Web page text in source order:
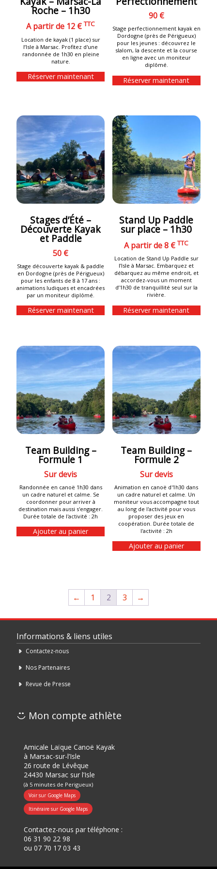
Roche – 1h30
A partir de 12 € TTC
Location de kayak (1 place) sur
l’Isle à Marsac. Profitez d'une
randonnée de 1h30 en pleine
nature.
Réserver maintenant
90 €
Stage perfectionnement kayak en
Dordogne (près de Périgueux)
pour les jeunes : découvrez le
slalom, la descente et la course
en ligne avec un moniteur
diplômé.
Réserver maintenant
Stages d’Été –
Découverte Kayak
et Paddle
50 €
Stage découverte kayak & paddle
en Dordogne (près de Périgueux)
pour les enfants de 8 à 17 ans :
animations ludiques et encadrées
par un moniteur diplômé.
Réserver maintenant
Stand Up Paddle
sur place – 1h30
A partir de 8 € TTC
Location de Stand Up Paddle sur
l’Isle à Marsac. Embarquez et
débarquez au même endroit, et
accordez-vous un moment
d’1h30 de tranquillité seul sur la
rivière.
Réserver maintenant
Team Building –
Formule 1
Sur devis
Randonnée en canoë 1h30 dans
un cadre naturel et calme. Se
coordonner pour arriver à
destination mais aussi s'engager.
Durée totale de l'activité : 2h
Ajouter au panier
Team Building –
Formule 2
Sur devis
Animation en canoë d'1h30 dans
un cadre naturel et calme. Un
moniteur vous accompagne tout
au long de l'activité pour vous
proposer des jeux en
coopération. Durée totale de
l'activité : 2h
Ajouter au panier
← 1 2 3 →
Informations & liens utiles
Contactez-nous
Nos Partenaires
Revue de Presse
Mon compte athlète
Amicale Laïque Canoë Kayak
à Marsac-sur-l’Isle
26 route de Lévêque
24430 Marsac sur l’Isle
(à 5 minutes de Perigueux)
Voir sur Google Maps
Itinéraire sur Google Maps
Contactez-nous par téléphone :
06 31 90 22 98
ou 07 70 17 03 43